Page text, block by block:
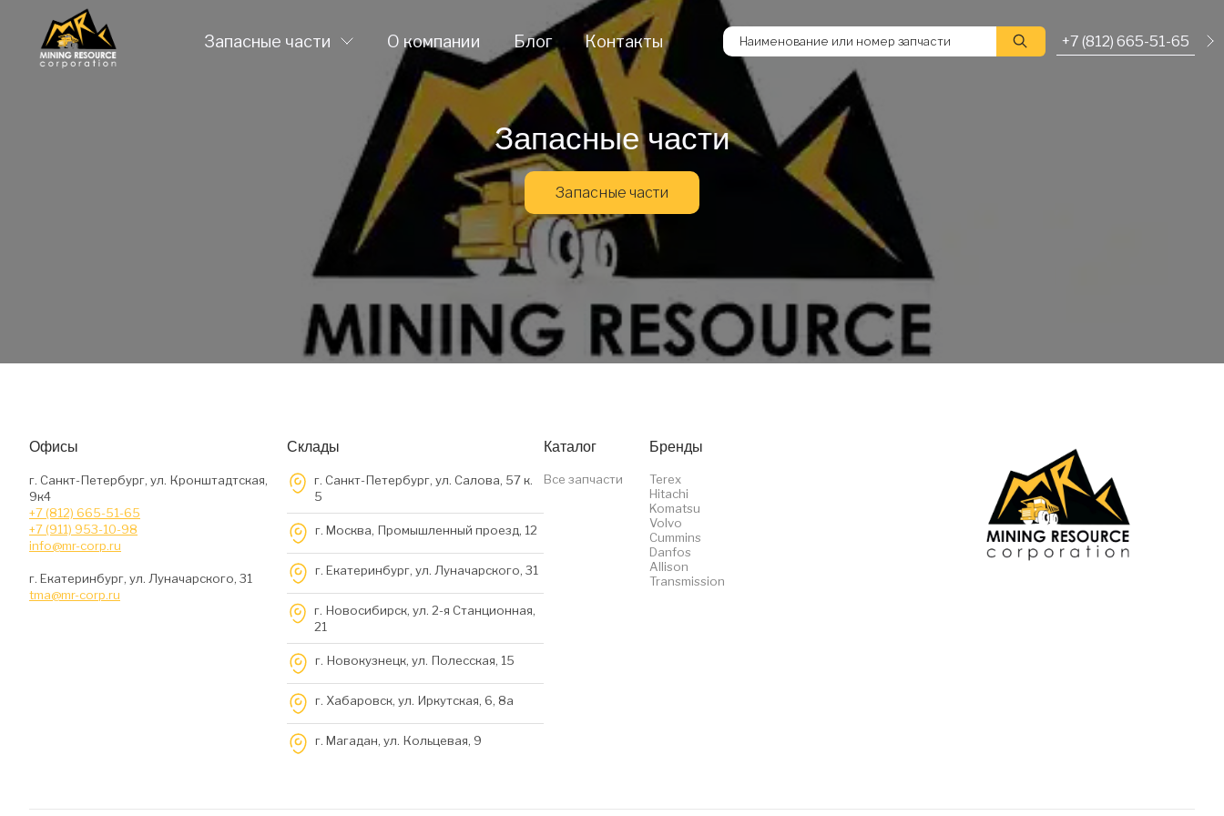
Запасные части О компании Блог Контакты Наименование или номер запчасти +7 (812) 665-51-65
Запасные части
Запасные части
Офисы
г. Санкт-Петербург, ул. Кронштадтская,
9к4
+7 (812) 665-51-65
+7 (911) 953-10-98
info@mr-corp.ru
г. Екатеринбург, ул. Луначарского, 31
tma@mr-corp.ru
Склады
г. Санкт-Петербург, ул. Салова, 57 к.
5
г. Москва, Промышленный проезд, 12
г. Екатеринбург, ул. Луначарского, 31
г. Новосибирск, ул. 2-я Станционная,
21
г. Новокузнецк, ул. Полесская, 15
г. Хабаровск, ул. Иркутская, 6, 8a
г. Магадан, ул. Кольцевая, 9
Каталог
Все запчасти
Бренды
Terex
Hitachi
Komatsu
Volvo
Cummins
Danfos
Allison
Transmission